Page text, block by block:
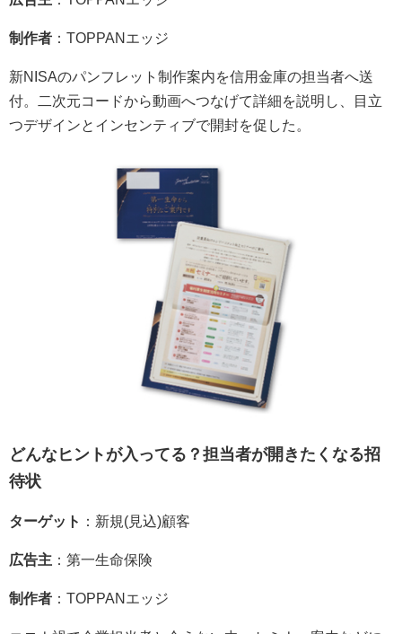
制作者 ：TOPPANエッジ
新NISAのパンフレット制作案内を信用金庫の担当者へ送
付。二次元コードから動画へつなげて詳細を説明し、目立
つデザインとインセンティブで開封を促した。
どんなヒントが入ってる？担当者が開きたくなる招
待状
ターゲット ：新規(見込)顧客
広告主 ：第一生命保険
制作者 ：TOPPANエッジ